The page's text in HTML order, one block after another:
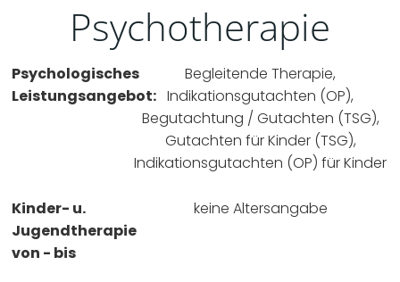
Psychotherapie
Psychologisches
Leistungsangebot:
Begleitende Therapie,
Indikationsgutachten (OP),
Begutachtung / Gutachten (TSG),
Gutachten für Kinder (TSG),
Indikationsgutachten (OP) für Kinder
Kinder- u.
Jugendtherapie
von - bis
keine Altersangabe